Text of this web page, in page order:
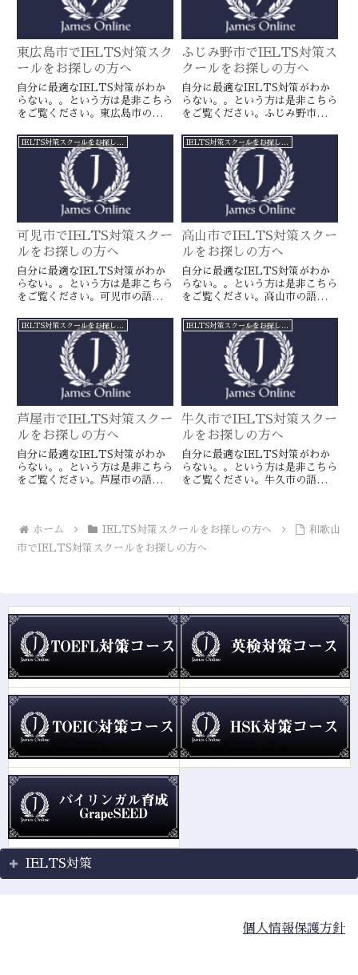
東広島市でIELTS対策スク
ールをお探しの方へ
自分に最適なIELTS対策がわか
らない。。という方は是非こちら
をご覧ください。東広島市の語学
ンラインのIELTS対策ならより
確実に目標達成が近づきます。海
外留学や移住をお考えの方や国内
大学受験を有利に進めたい方に是
ふじみ野市でIELTS対策ス
クールをお探しの方へ
自分に最適なIELTS対策がわか
らない。。という方は是非こちら
をご覧ください。ふじみ野市の語
オンラインのIELTS対策ならよ
り確実に目標達成が近づきます。
海外留学や移住をお考えの方や国
内大学受験を有利に進めたい方に
IELTS対策スクールをお探しの方へ
可児市でIELTS対策スクー
ルをお探しの方へ
自分に最適なIELTS対策がわか
らない。。という方は是非こちら
をご覧ください。可児市の語学ス
ラインのIELTS対策ならより確
実に目標達成が近づきます。海外
留学や移住をお考えの方や国内大
学受験を有利に進めたい方に是
IELTS対策スクールをお探しの方へ
高山市でIELTS対策スクー
ルをお探しの方へ
自分に最適なIELTS対策がわか
らない。。という方は是非こちら
をご覧ください。高山市の語学ス
ラインのIELTS対策ならより確
実に目標達成が近づきます。海外
留学や移住をお考えの方や国内大
学受験を有利に進めたい方に是
IELTS対策スクールをお探しの方へ
芦屋市でIELTS対策スクー
ルをお探しの方へ
自分に最適なIELTS対策がわか
らない。。という方は是非こちら
をご覧ください。芦屋市の語学ス
留学や移住をお考えの方や国内大
学受験を有利に進めたい方に是
IELTS対策スクールをお探しの方へ
牛久市でIELTS対策スクー
ルをお探しの方へ
自分に最適なIELTS対策がわか
らない。。という方は是非こちら
をご覧ください。牛久市の語学ス
留学や移住をお考えの方や国内大
学受験を有利に進めたい方に是
ホーム IELTS対策スクールをお探しの方へ
和歌山
市でIELTS対策スクールをお探しの方へ
IELTS対策
個人情報保護方針